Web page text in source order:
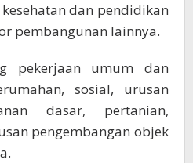
dan pendidikan
pembangunan lainnya.
pekerjaan umum dan
sosial, urusan
dasar, pertanian,
pengembangan objek